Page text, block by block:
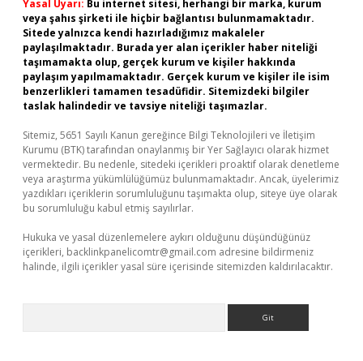
Yasal Uyarı: Bu internet sitesi, herhangi bir marka, kurum
veya şahıs şirketi ile hiçbir bağlantısı bulunmamaktadır.
Sitede yalnızca kendi hazırladığımız makaleler
paylaşılmaktadır. Burada yer alan içerikler haber niteliği
taşımamakta olup, gerçek kurum ve kişiler hakkında
paylaşım yapılmamaktadır. Gerçek kurum ve kişiler ile isim
benzerlikleri tamamen tesadüfidir. Sitemizdeki bilgiler
taslak halindedir ve tavsiye niteliği taşımazlar.
Sitemiz, 5651 Sayılı Kanun gereğince Bilgi Teknolojileri ve İletişim
Kurumu (BTK) tarafından onaylanmış bir Yer Sağlayıcı olarak hizmet
vermektedir. Bu nedenle, sitedeki içerikleri proaktif olarak denetleme
veya araştırma yükümlülüğümüz bulunmamaktadır. Ancak, üyelerimiz
yazdıkları içeriklerin sorumluluğunu taşımakta olup, siteye üye olarak
bu sorumluluğu kabul etmiş sayılırlar.
Hukuka ve yasal düzenlemelere aykırı olduğunu düşündüğünüz
içerikleri, backlinkpanelicomtr@gmail.com adresine bildirmeniz
halinde, ilgili içerikler yasal süre içerisinde sitemizden kaldırılacaktır.